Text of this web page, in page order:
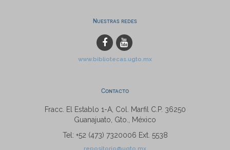
Nuestras redes
www.bibliotecas.ugto.mx
Contacto
Fracc. El Establo 1-A, Col. Marfil C.P. 36250
Guanajuato, Gto., México
Tel: +52 (473) 7320006 Ext. 5538
repositorio@ugto.mx